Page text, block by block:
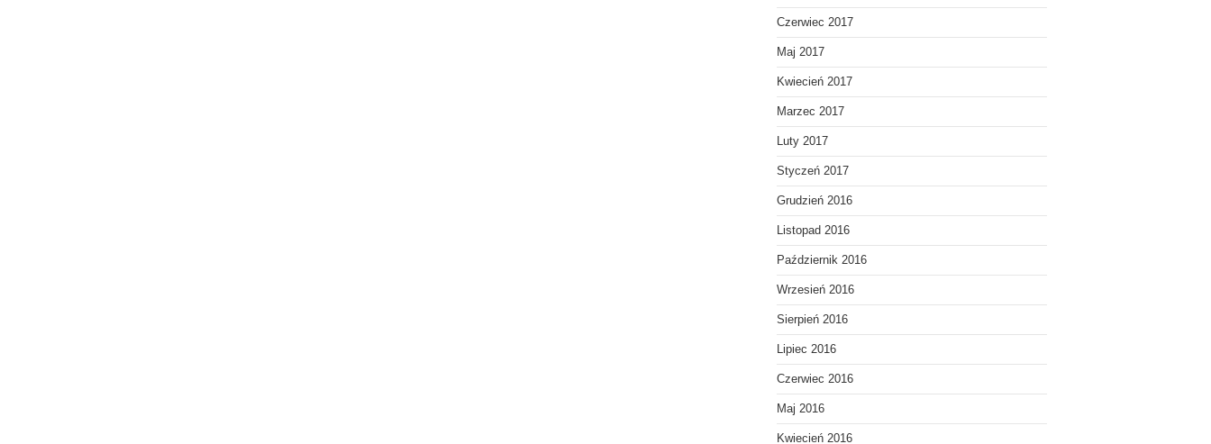
Czerwiec 2017
Maj 2017
Kwiecień 2017
Marzec 2017
Luty 2017
Styczeń 2017
Grudzień 2016
Listopad 2016
Październik 2016
Wrzesień 2016
Sierpień 2016
Lipiec 2016
Czerwiec 2016
Maj 2016
Kwiecień 2016